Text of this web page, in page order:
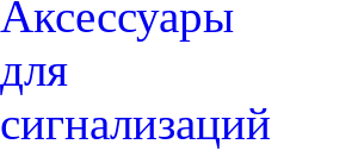
Аксессуары
для
сигнализаций